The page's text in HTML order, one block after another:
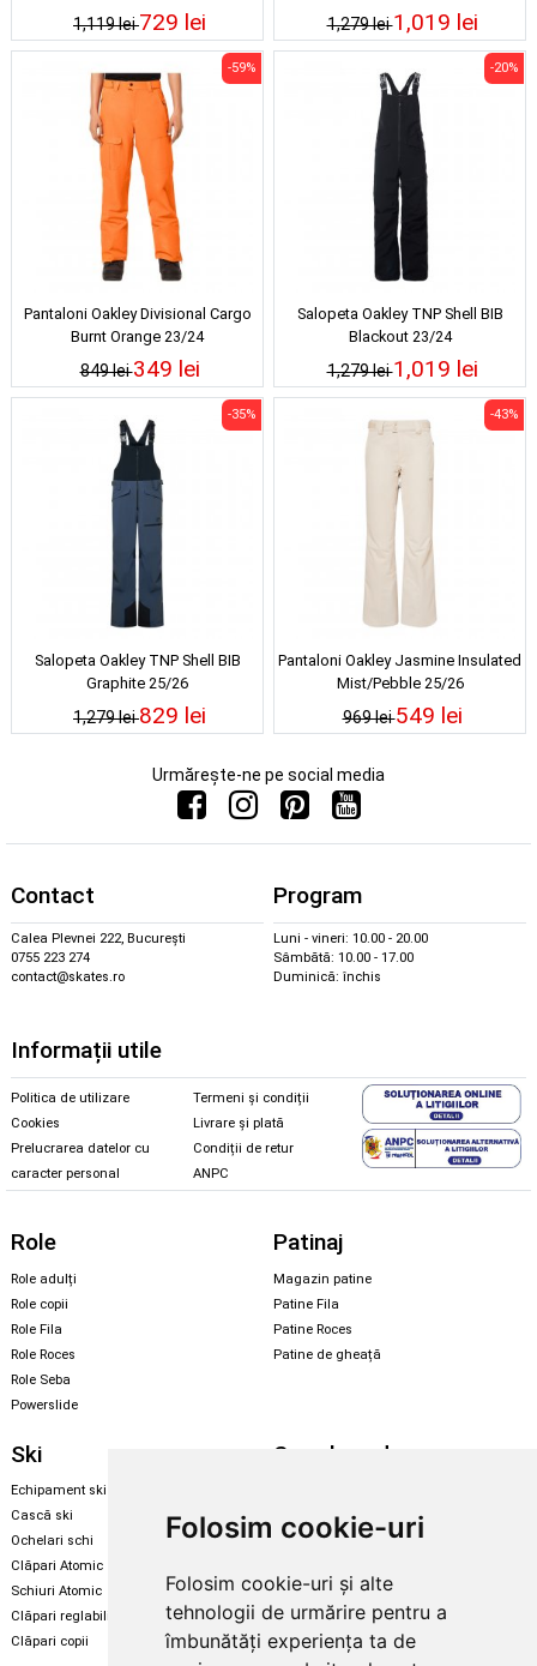
Folosim cookie-uri
Folosim cookie-uri și alte
tehnologii de urmărire pentru a
îmbunătăți experiența ta de
1,119 lei729 lei 1,279 lei1,019 lei
Pantaloni Oakley Divisional Cargo
Burnt Orange 23/24
849 lei
-59%
349 lei
Salopeta Oakley TNP Shell BIB
Blackout 23/24
1,279 lei
-20%
1,019 lei
Salopeta Oakley TNP Shell BIB
Graphite 25/26
1,279 lei
-35%
829 lei
Pantaloni Oakley Jasmine Insulated
Mist/Pebble 25/26
969 lei
-43%
549 lei
Urmărește-ne pe social media
Contact
Calea Plevnei 222, București
0755 223 274
contact@skates.ro
Program
Luni - vineri: 10.00 - 20.00
Sâmbătă: 10.00 - 17.00
Duminică: închis
Informații utile
Politica de utilizare
Cookies
Prelucrarea datelor cu
caracter personal
Termeni și condiții
Livrare și plată
Condiții de retur
ANPC
Role
Role adulți
Role copii
Role Fila
Role Roces
Role Seba
Powerslide
Patinaj
Magazin patine
Patine Fila
Patine Roces
Patine de gheață
Ski
Echipament ski
Cască ski
Ochelari schi
Clăpari Atomic
Schiuri Atomic
Clăpari reglabili
Clăpari copii
Snowboard
Echipament snowboard
Legături Rome SDS
Skate & longboard
Enuff Skateboards